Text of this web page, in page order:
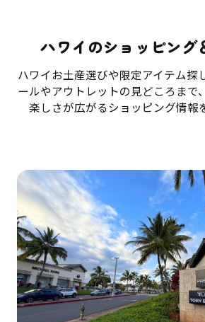
ハワイのショッピング
ハワイお土産選びや限定アイテム探
ールやアウトレットの見どころまで
楽しさが広がるショッピング情報